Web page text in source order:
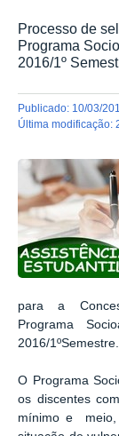
Processo de
Programa
2016/1º
publicado: 10/03/
última modificação:
para a
Programa
2016/1ºSemestre.
O Programa
os discentes
mínimo e meio,